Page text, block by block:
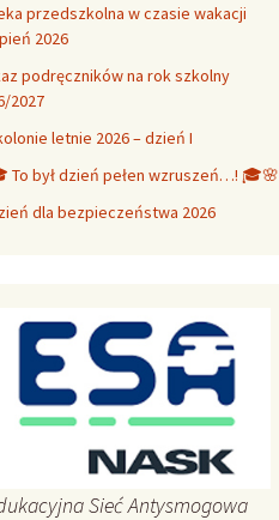
przedszkolna w czasie wakacji
2026
podręczników na rok szkolny
2027
letnie 2026 – dzień I
To był dzień pełen wzruszeń…! 🎓🌸
dla bezpieczeństwa 2026
Sieć Antysmogowa